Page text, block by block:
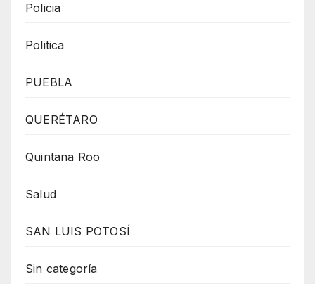
Policia
Politica
PUEBLA
QUERÉTARO
Quintana Roo
Salud
SAN LUIS POTOSÍ
Sin categoría